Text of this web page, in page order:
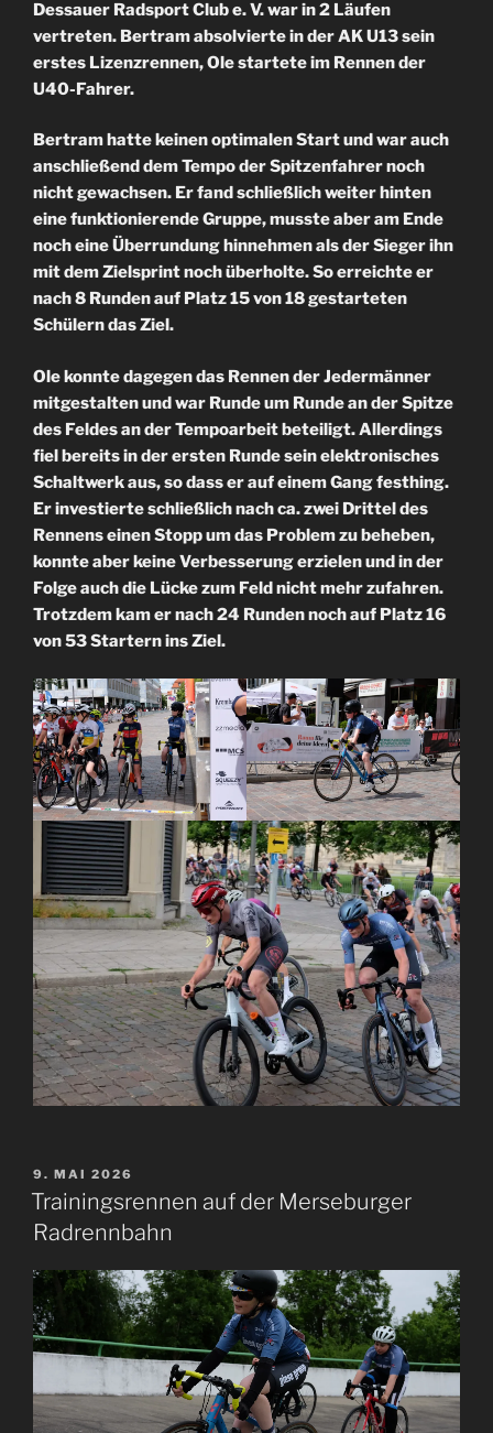
Dessauer Radsport Club e. V. war in 2 Läufen
vertreten. Bertram absolvierte in der AK U13 sein
erstes Lizenzrennen, Ole startete im Rennen der
U40-Fahrer.
Bertram hatte keinen optimalen Start und war auch
anschließend dem Tempo der Spitzenfahrer noch
nicht gewachsen. Er fand schließlich weiter hinten
eine funktionierende Gruppe, musste aber am Ende
noch eine Überrundung hinnehmen als der Sieger ihn
mit dem Zielsprint noch überholte. So erreichte er
nach 8 Runden auf Platz 15 von 18 gestarteten
Schülern das Ziel.
Ole konnte dagegen das Rennen der Jedermänner
mitgestalten und war Runde um Runde an der Spitze
des Feldes an der Tempoarbeit beteiligt. Allerdings
fiel bereits in der ersten Runde sein elektronisches
Schaltwerk aus, so dass er auf einem Gang festhing.
Er investierte schließlich nach ca. zwei Drittel des
Rennens einen Stopp um das Problem zu beheben,
konnte aber keine Verbesserung erzielen und in der
Folge auch die Lücke zum Feld nicht mehr zufahren.
Trotzdem kam er nach 24 Runden noch auf Platz 16
von 53 Startern ins Ziel.
VERÖFFENTLICHT
AM
9. MAI 2026
Trainingsrennen auf der Merseburger
Radrennbahn